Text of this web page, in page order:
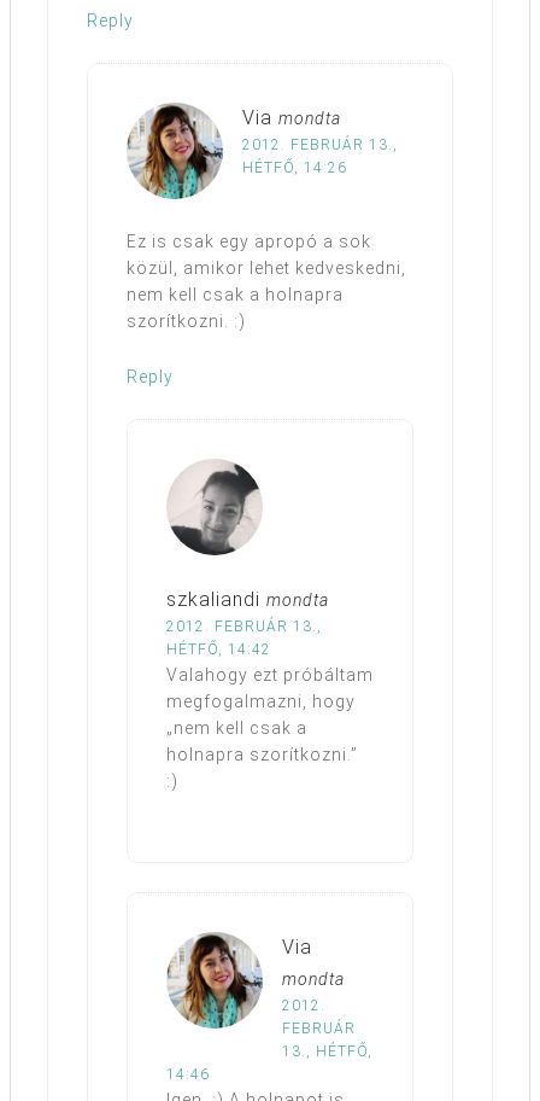
Reply
Via mondta
2012. FEBRUÁR 13.,
HÉTFŐ, 14:26
Ez is csak egy apropó a sok
közül, amikor lehet kedveskedni,
nem kell csak a holnapra
szorítkozni. :)
Reply
szkaliandi mondta
2012. FEBRUÁR 13.,
HÉTFŐ, 14:42
Valahogy ezt próbáltam
megfogalmazni, hogy
„nem kell csak a
holnapra szorítkozni.”
:)
Via
mondta
2012.
FEBRUÁR
13., HÉTFŐ,
14:46